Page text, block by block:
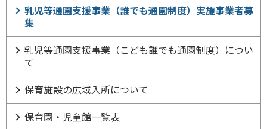
乳児等通園支援事業（誰でも通園制度）実施事業者募
集
乳児等通園支援事業（こども誰でも通園制度）につい
て
保育施設の広域入所について
保育園・児童館一覧表